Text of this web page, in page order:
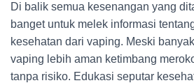
Di balik semua kesenangan yang
banget untuk melek informasi
kesehatan dari vaping. Meski
vaping lebih aman ketimbang
tanpa risiko. Edukasi seputar